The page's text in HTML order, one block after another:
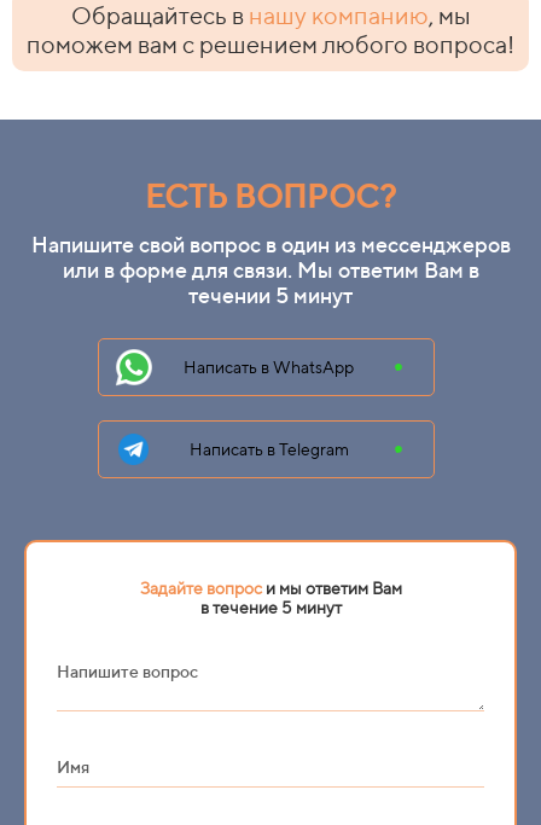
Обращайтесь в нашу компанию, мы
поможем вам с решением любого вопроса!
ЕСТЬ ВОПРОС?
Напишите свой вопрос в один из мессенджеров
или в форме для связи. Мы ответим Вам в
течении 5 минут
Написать в WhatsApp
Написать в Telegram
Задайте вопроси мы ответим Вам
в течение 5 минут
Напишите вопрос
Имя